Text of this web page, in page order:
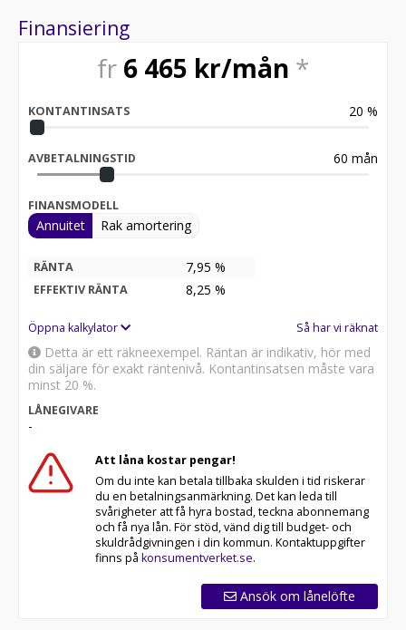
Finansiering
fr 6 465 kr/mån *
KONTANTINSATS 20 %
AVBETALNINGSTID 60 mån
FINANSMODELL
Annuitet Rak amortering
RÄNTA 7,95 %
EFFEKTIV RÄNTA 8,25 %
Öppna kalkylator Så har vi räknat
Detta är ett räkneexempel. Räntan är indikativ, hör med
din säljare för exakt räntenivå. Kontantinsatsen måste vara
minst 20 %.
LÅNEGIVARE
-
Att låna kostar pengar!
Om du inte kan betala tillbaka skulden i tid riskerar
du en betalningsanmärkning. Det kan leda till
svårigheter att få hyra bostad, teckna abonnemang
och få nya lån. För stöd, vänd dig till budget- och
skuldrådgivningen i din kommun. Kontaktuppgifter
finns på konsumentverket.se.
Ansök om lånelöfte